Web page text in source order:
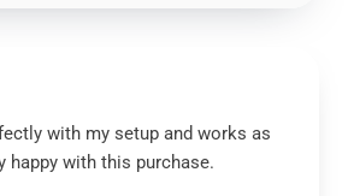
with my setup and works as
happy with this purchase.